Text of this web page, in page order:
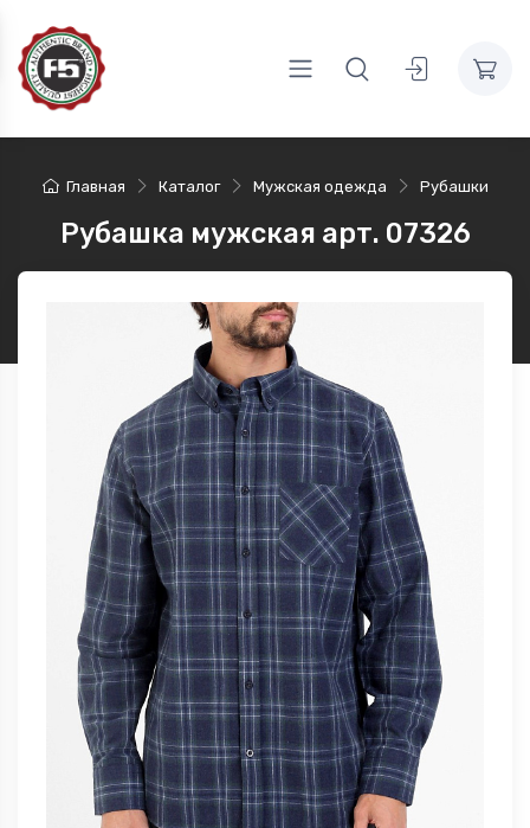
Главная Каталог Мужская одежда Рубашки
Рубашка мужская арт. 07326